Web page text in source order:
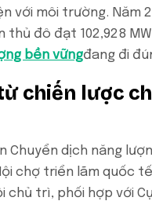
với môi trường. Năm
đô đạt 102,928
bền vữngđang đi
chiến lược
Chuyển dịch năng
chợ triển lãm quốc
chủ trì, phối hợp với